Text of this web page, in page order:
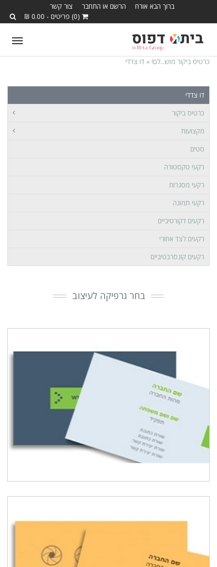
ברוך הבא אורח הרשם או התחבר
צור קשר
(0) פריטים - 0.00 ₪
כרטיס ביקור מוש...לם! » דו צדדי
דו צדדי
כרטיס ביקור
מקצועות
סטים
רקעי טקסטורה
רקעי מסגרות
רקעי תמונה
רקעים דקורטיביים
רקעים לצד אחורי
רקעים קונסרבטיביים
בחר גרפיקה לעיצוב